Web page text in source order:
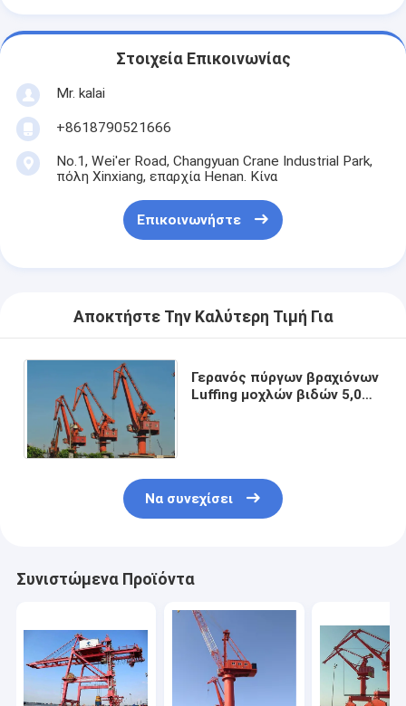
Στοιχεία Επικοινωνίας
Mr. kalai
+8618790521666
No.1, Wei'er Road, Changyuan Crane Industrial Park,
πόλη Xinxiang, επαρχία Henan. Κίνα
Επικοινωνήστε
Αποκτήστε Την Καλύτερη Τιμή Για
Γερανός πύργων βραχιόνων
Luffing μοχλών βιδών 5,0
Να συνεχίσει
Συνιστώμενα Προϊόντα